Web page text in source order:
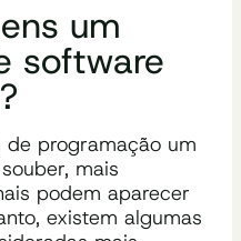
um
software
de programação um
mais
podem aparecer
existem algumas